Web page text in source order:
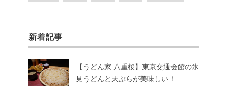
新着記事
【うどん家 八重桜】東京交通会館の氷
見うどんと天ぷらが美味しい！